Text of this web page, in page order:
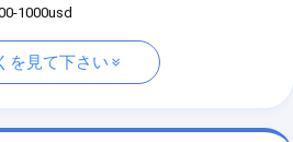
1000usd
を見て下さい